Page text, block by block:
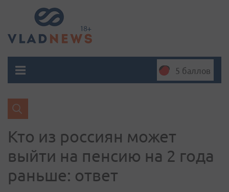
5 баллов
Кто из россиян может
выйти на пенсию на 2 года
раньше: ответ